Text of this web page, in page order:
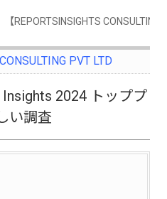
【REPORTSINSIGHTS
PVT LTD
2024 トッププ
い調査